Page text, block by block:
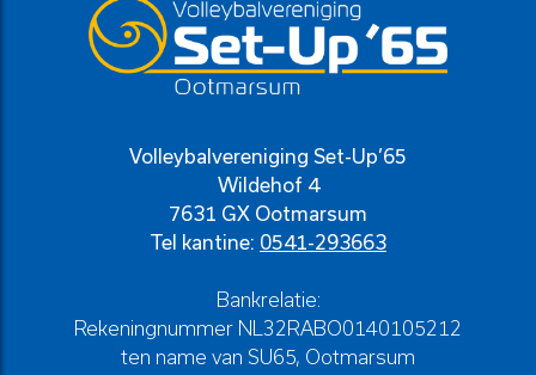
Volleybalvereniging Set-Up’65
Wildehof 4
7631 GX Ootmarsum
Tel kantine: 0541-293663
Bankrelatie:
Rekeningnummer NL32RABO0140105212
ten name van SU65, Ootmarsum